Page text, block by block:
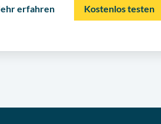
erfahren Kostenlos testen